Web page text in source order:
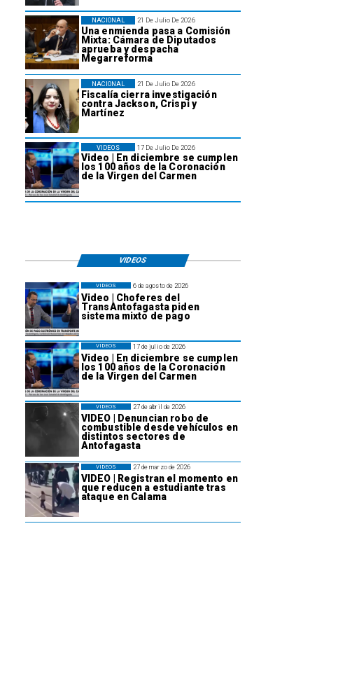
21 De Julio De 2026
Una enmienda pasa a Comisión
Mixta: Cámara de Diputados
aprueba y despacha
Megarreforma
NACIONAL
21 De Julio De 2026
Fiscalía cierra investigación
contra Jackson, Crispi y
Martínez
NACIONAL
17 De Julio De 2026
Video | En diciembre se cumplen
los 100 años de la Coronación
de la Virgen del Carmen
VIDEOS
VIDEOS
6 de agosto de 2026
Video | Choferes del
TransAntofagasta piden
sistema mixto de pago
VIDEOS
17 de julio de 2026
Video | En diciembre se cumplen
los 100 años de la Coronación
de la Virgen del Carmen
VIDEOS
27 de abril de 2026
VIDEO | Denuncian robo de
combustible desde vehículos en
distintos sectores de
Antofagasta
VIDEOS
27 de marzo de 2026
VIDEO | Registran el momento en
que reducen a estudiante tras
ataque en Calama
VIDEOS